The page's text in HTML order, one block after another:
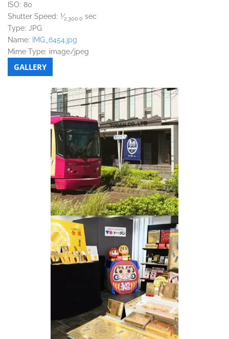
ISO: 80
Shutter Speed: 1⁄2,300.0 sec
Type: JPG
Name:
IMG_6454.jpg
Mime Type: image/jpeg
GALLERY